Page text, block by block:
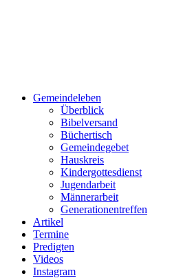
Gemeindeleben
Überblick
Bibelversand
Büchertisch
Gemeindegebet
Hauskreis
Kindergottesdienst
Jugendarbeit
Männerarbeit
Generationentreffen
Artikel
Termine
Predigten
Videos
Instagram